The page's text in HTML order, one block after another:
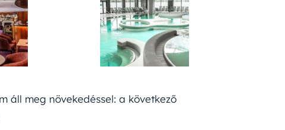
áll meg növekedéssel: a következő